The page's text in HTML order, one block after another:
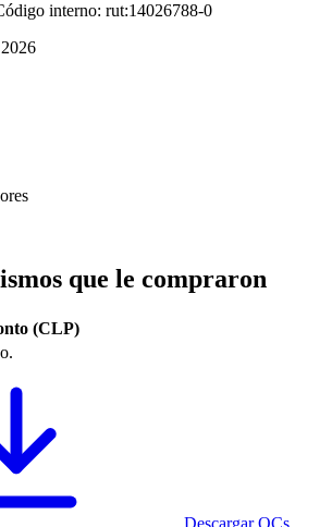
interno: rut:14026788-0
que le compraron
(CLP)